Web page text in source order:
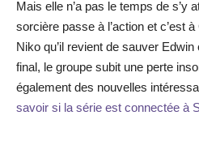
Mais elle n’a pas le temps de s’y
sorcière passe à l’action et c’est
Niko qu’il revient de sauver
final, le groupe subit une perte
également des nouvelles
savoir si la série est connectée à